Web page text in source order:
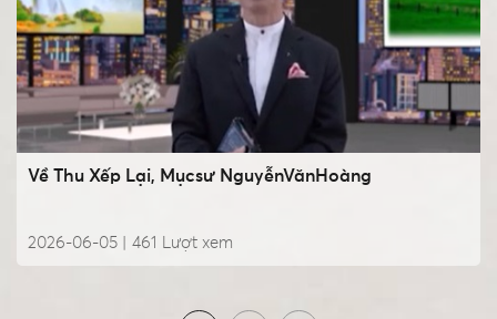
Về Thu Xếp Lại, Mụcsư NguyễnVănHoàng
2026-06-05 | Lượt xem
461